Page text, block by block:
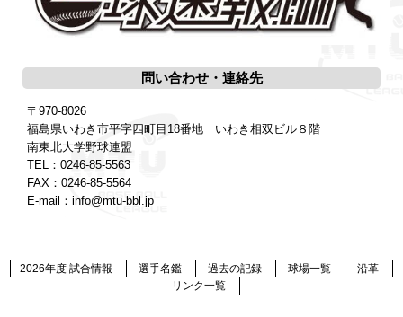
問い合わせ・連絡先
〒970-8026
福島県いわき市平字四町目18番地 いわき相双ビル８階
南東北大学野球連盟
TEL： 0246-85-5563
FAX：0246-85-5564
E-mail： info@mtu-bbl.jp
2026年度 試合情報 選手名鑑 過去の記録 球場一覧
沿革
リンク一覧